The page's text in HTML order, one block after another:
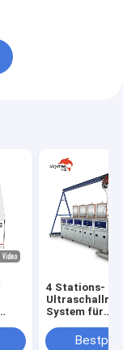
4 Stations-
System für
Komponenten